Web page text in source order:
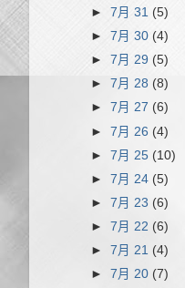
►7月 31 (5)
►7月 30(4)
►7月 29 (5)
►7月 28 (8)
►7月 27 (6)
►7月 26 (4)
►7月 25 (10)
►7月 24 (5)
►7月 23 (6)
►7月 22 (6)
►7月 21 (4)
►7月 20 (7)